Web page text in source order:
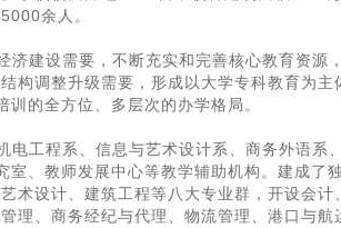
余人。
建设需要，不断充实和完善核心教育资源
构调整升级需要，形成以大学专科教育为主
的全方位、多层次的办学格局。
工程系、信息与艺术设计系、商务外语系
、教师发展中心等教学辅助机构。建成了
术设计、建筑工程等八大专业群，开设会计
理、商务经纪与代理、物流管理、港口与航